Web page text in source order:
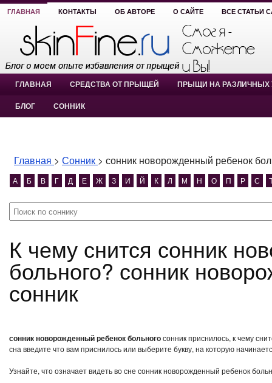
ГЛАВНАЯ КОНТАКТЫ ОБ АВТОРЕ О САЙТЕ ВСЕ СТАТЬИ
ГЛАВНАЯ СРЕДСТВА ОТ ПРЫЩЕЙ ПРЫЩИ НА РАЗЛИЧНЫХ
БЛОГ СОННИК
Главная > Сонник > сонник новорожденный ребенок
А Б В Г Д Е Ж З И Й К Л М Н О П Р С
К чему снится сонник новорожденный ребенок
больного? сонник
сонник
сонник новорожденный ребенок больногосонник приснилось, к чему
сна введите что вам приснилось или выберите букву, на которую
Узнайте, что означает видеть во сне сонник новорожденный ребенок